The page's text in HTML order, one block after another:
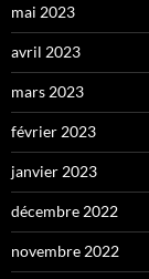
mai 2023
avril 2023
mars 2023
février 2023
janvier 2023
décembre 2022
novembre 2022